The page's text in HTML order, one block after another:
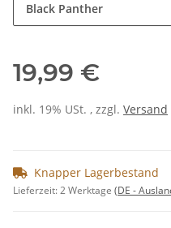
Black Panther
19,99 €
inkl. 19% USt. , zzgl. Versand
Knapper Lagerbestand
Lieferzeit:2 Werktage (DE -